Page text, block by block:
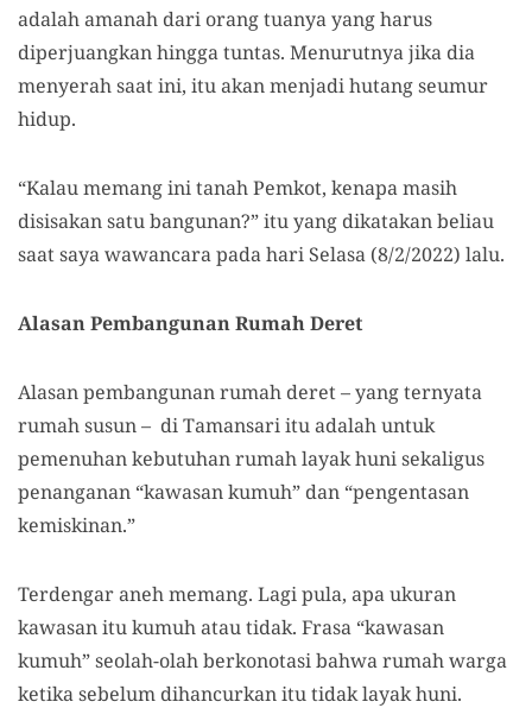
adalah amanah dari orang tuanya yang harus
diperjuangkan hingga tuntas. Menurutnya jika dia
menyerah saat ini, itu akan menjadi hutang seumur
hidup.
“Kalau memang ini tanah Pemkot, kenapa masih
disisakan satu bangunan?” itu yang dikatakan beliau
saat saya wawancara pada hari Selasa (8/2/2022) lalu.
Alasan Pembangunan Rumah Deret
Alasan pembangunan rumah deret – yang ternyata
rumah susun – di Tamansari itu adalah untuk
pemenuhan kebutuhan rumah layak huni sekaligus
penanganan “kawasan kumuh” dan “pengentasan
kemiskinan.”
Terdengar aneh memang. Lagi pula, apa ukuran
kawasan itu kumuh atau tidak. Frasa “kawasan
kumuh” seolah-olah berkonotasi bahwa rumah warga
ketika sebelum dihancurkan itu tidak layak huni.